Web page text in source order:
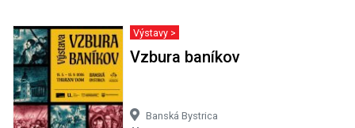
Výstavy >
Vzbura baníkov
Banská Bystrica